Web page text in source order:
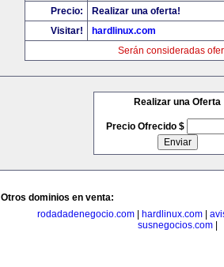
Precio:
Realizar una oferta!
Visitar!
hardlinux.com
Serán consideradas
Realizar una Oferta
Precio Ofrecido $
Otros dominios en venta:
rodadadenegocio.com| hardlinux.com|
susnegocios.com|